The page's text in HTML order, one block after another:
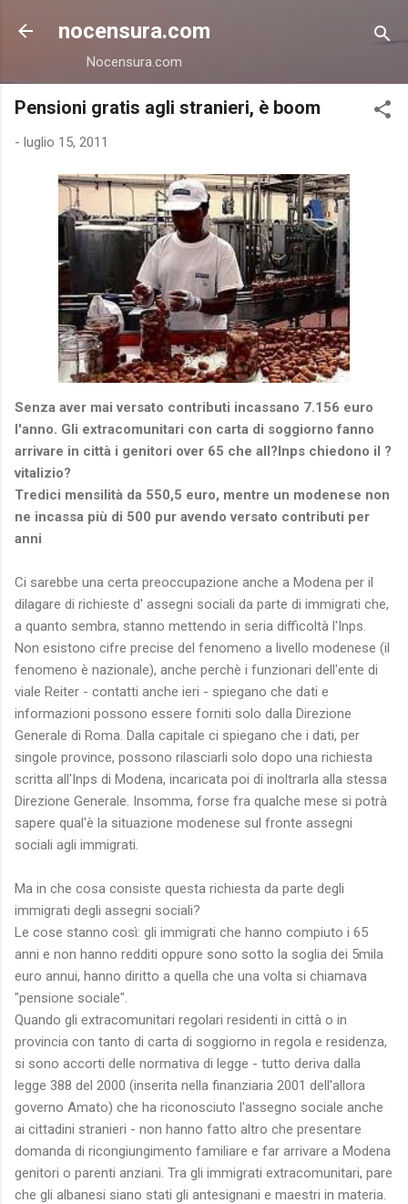
Passa ai contenuti principali
nocensura.com
Nocensura.com
Pensioni gratis agli stranieri, è boom
- luglio 15, 2011
Senza aver mai versato contributi incassano 7.156 euro
l'anno. Gli extracomunitari con carta di soggiorno fanno
arrivare in città i genitori over 65 che all?Inps chiedono il ?
vitalizio?
Tredici mensilità da 550,5 euro, mentre un modenese non
ne incassa più di 500 pur avendo versato contributi per
anni
Ci sarebbe una certa preoccupazione anche a Modena per il
dilagare di richieste d' assegni sociali da parte di immigrati che,
a quanto sembra, stanno mettendo in seria difficoltà l'Inps.
Non esistono cifre precise del fenomeno a livello modenese (il
fenomeno è nazionale), anche perchè i funzionari dell'ente di
viale Reiter - contatti anche ieri - spiegano che dati e
informazioni possono essere forniti solo dalla Direzione
Generale di Roma. Dalla capitale ci spiegano che i dati, per
singole province, possono rilasciarli solo dopo una richiesta
scritta all'Inps di Modena, incaricata poi di inoltrarla alla stessa
Direzione Generale. Insomma, forse fra qualche mese si potrà
sapere qual'è la situazione modenese sul fronte assegni
sociali agli immigrati.
Ma in che cosa consiste questa richiesta da parte degli
immigrati degli assegni sociali?
Le cose stanno così: gli immigrati che hanno compiuto i 65
anni e non hanno redditi oppure sono sotto la soglia dei 5mila
euro annui, hanno diritto a quella che una volta si chiamava
"pensione sociale".
Quando gli extracomunitari regolari residenti in città o in
provincia con tanto di carta di soggiorno in regola e residenza,
si sono accorti delle normativa di legge - tutto deriva dalla
legge 388 del 2000 (inserita nella finanziaria 2001 dell'allora
governo Amato) che ha riconosciuto l'assegno sociale anche
ai cittadini stranieri - non hanno fatto altro che presentare
domanda di ricongiungimento familiare e far arrivare a Modena
genitori o parenti anziani. Tra gli immigrati extracomunitari, pare
che gli albanesi siano stati gli antesignani e maestri in materia.